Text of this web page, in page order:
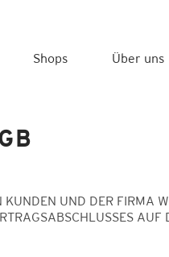
Shops Über uns
KUNDEN UND DER FIRMA
AUF